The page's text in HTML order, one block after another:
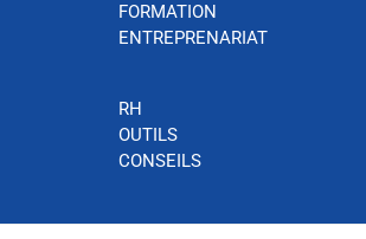
FORMATION
ENTREPRENARIAT
RH
OUTILS
CONSEILS